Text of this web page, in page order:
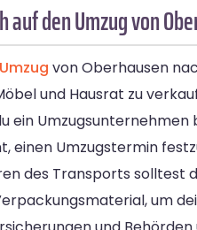
den Umzug von
Umzug von Oberhausen
und Hausrat zu
ein
einen Umzugstermin
des Transports solltest
um